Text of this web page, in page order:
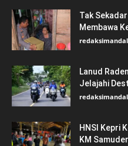
Tak
Membawa
Lanud
Jelajahi
HNSI Kepri
KM